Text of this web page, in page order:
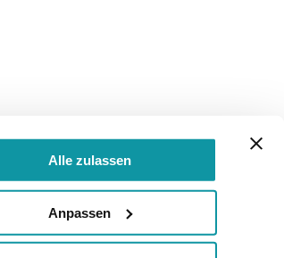
Alle zulassen
Anpassen